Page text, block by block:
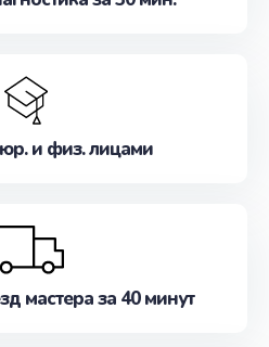
и физ. лицами
мастера за 40 минут